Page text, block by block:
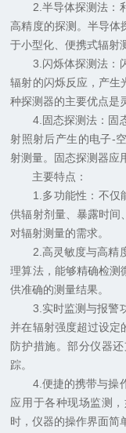
2.半导体探测法：利
高精度的探测。半导体
于小型化、便携式辐射
3.闪烁体探测法：闪
辐射的闪烁反应，产生
种探测器的主要优点是
4.固态探测法：固态
射照射后产生的电子-
射测量。固态探测器应
主要特点：
1.多功能性：不仅能
供辐射剂量、暴露时间
对辐射测量的需求。
2.高灵敏度与高精度
理算法，能够精确检测
供准确的测量结果。
3.实时监测与报警功
并在辐射强度超过设定
防护措施。部分仪器
踪。
4.便捷的携带与操作
应用于各种现场监测
时，仪器的操作界面简